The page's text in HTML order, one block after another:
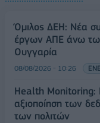
Όμιλος ΔΕΗ: Νέα
έργων ΑΠΕ άνω
Ουγγαρία
08/08/2026 - 10:26
Health Monitoring:
αξιοποίηση των
των πολιτών